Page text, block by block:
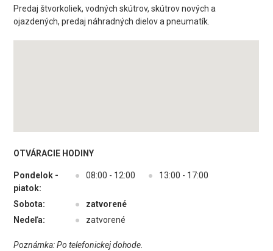
Predaj štvorkoliek, vodných skútrov, skútrov nových a
ojazdených, predaj náhradných dielov a pneumatík.
OTVÁRACIE HODINY
Pondelok -
piatok:
● 08:00 - 12:00 ● 13:00 - 17:00
Sobota: ●
zatvorené
Nedeľa:
● zatvorené
Poznámka: Po telefonickej dohode.